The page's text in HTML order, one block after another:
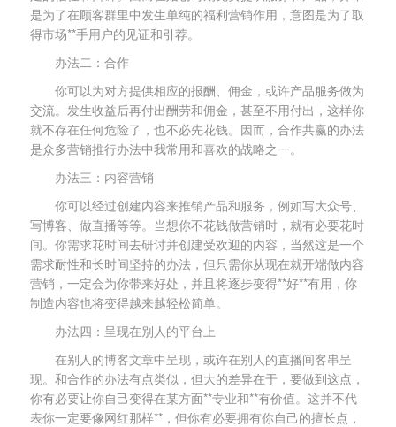
是为了在顾客群里中发生单纯的福利营销作用，意图是为了取
得市场**手用户的见证和引荐。
办法二：合作
你可以为对方提供相应的报酬、佣金，或许产品服务做为
交流。发生收益后再付出酬劳和佣金，甚至不用付出，这样你
就不存在任何危险了，也不必先花钱。因而，合作共赢的办法
是众多营销推行办法中我常用和喜欢的战略之一。
办法三：内容营销
你可以经过创建内容来推销产品和服务，例如写大众号、
写博客、做直播等等。当想你不花钱做营销时，就有必要花时
间。你需求花时间去研讨并创建受欢迎的内容，当然这是一个
需求耐性和长时间坚持的办法，但只需你从现在就开端做内容
营销，一定会为你带来好处，并且将逐步变得**好**有用，你
制造内容也将变得越来越轻松简单。
办法四：呈现在别人的平台上
在别人的博客文章中呈现，或许在别人的直播间客串呈
现。和合作的办法有点类似，但大的差异在于，要做到这点，
你有必要让你自己变得在某方面**专业和**有价值。这并不代
表你一定要像网红那样**，但你有必要拥有你自己的擅长点，